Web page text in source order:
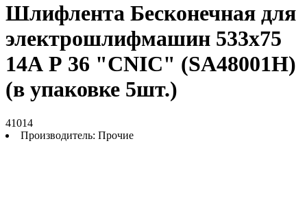
Шлифлента Бесконечная для
электрошлифмашин 533х75
14А Р 36 "CNIC" (SA48001H)
(в упаковке 5шт.)
41014
Производитель: Прочие